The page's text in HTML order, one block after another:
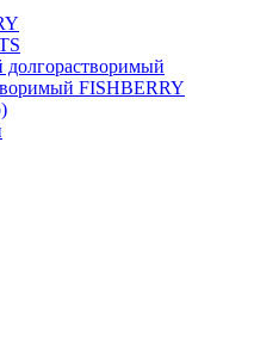
долгорастворимый
FISHBERRY